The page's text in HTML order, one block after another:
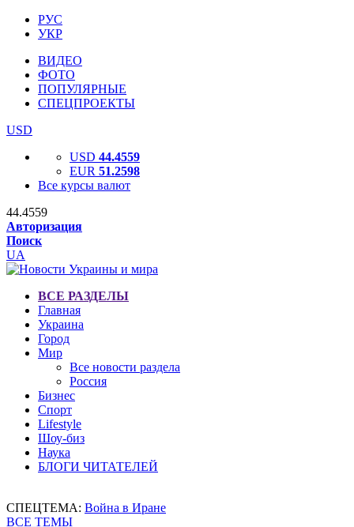
РУС
УКР
ВИДЕО
ФОТО
ПОПУЛЯРНЫЕ
СПЕЦПРОЕКТЫ
USD
USD 44.4559
EUR 51.2598
Все курсы валют
44.4559
Авторизация
Поиск
UA
ВСЕ РАЗДЕЛЫ
Главная
Украина
Город
Мир
Все новости раздела
Россия
Бизнес
Спорт
Lifestyle
Шоу-биз
Наука
БЛОГИ ЧИТАТЕЛЕЙ
СПЕЦТЕМА: Война в Иране
ВСЕ ТЕМЫ